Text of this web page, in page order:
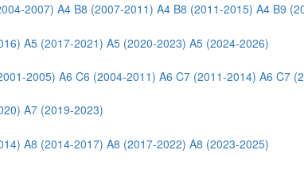
2007) A4 B8 (2007-2011) A4 B8 (2011-2015) A4 B9
A5 (2017-2021) A5 (2020-2023) A5 (2024-2026)
2005) A6 C6 (2004-2011) A6 C7 (2011-2014) A6 C7
A7 (2019-2023)
A8 (2014-2017) A8 (2017-2022) A8 (2023-2025)